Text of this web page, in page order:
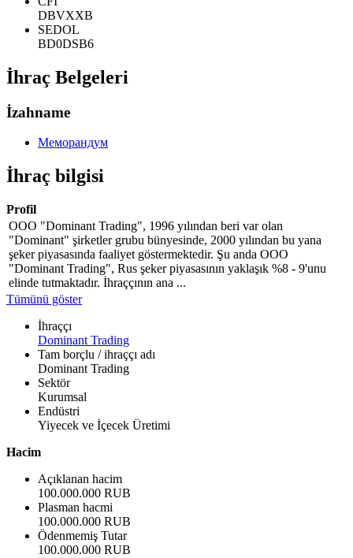
DBVXXB
SEDOL
BD0DSB6
İhraç Belgeleri
İzahname
Меморандум
İhraç bilgisi
Profil
OOO "Dominant Trading", 1996 yılından beri var olan
"Dominant" şirketler grubu bünyesinde, 2000 yılından bu yana
şeker piyasasında faaliyet göstermektedir. Şu anda OOO
"Dominant Trading", Rus şeker piyasasının yaklaşık %8 - 9'unu
elinde tutmaktadır. İhraççının ana ...
Tümünü göster
İhraççı
Dominant Trading
Tam borçlu / ihraççı adı
Dominant Trading
Sektör
Kurumsal
Endüstri
Yiyecek ve İçecek Üretimi
Hacim
Açıklanan hacim
100.000.000 RUB
Plasman hacmi
100.000.000 RUB
Ödenmemiş Tutar
100.000.000 RUB